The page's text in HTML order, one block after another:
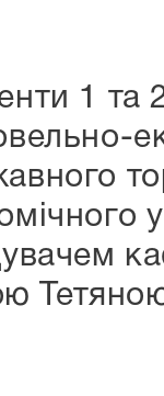
1 та
Тетяною